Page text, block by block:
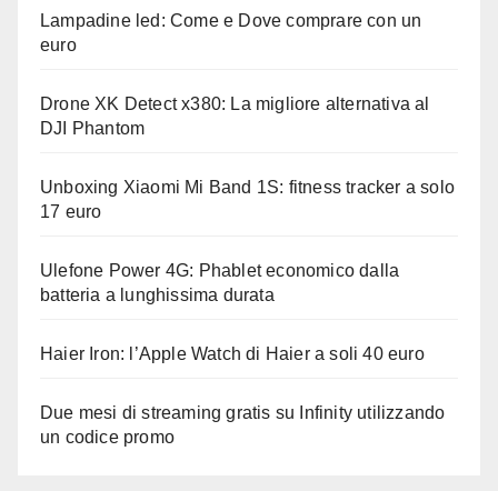
Lampadine led: Come e Dove comprare con un
euro
Drone XK Detect x380: La migliore alternativa al
DJI Phantom
Unboxing Xiaomi Mi Band 1S: fitness tracker a solo
17 euro
Ulefone Power 4G: Phablet economico dalla
batteria a lunghissima durata
Haier Iron: l’Apple Watch di Haier a soli 40 euro
Due mesi di streaming gratis su Infinity utilizzando
un codice promo